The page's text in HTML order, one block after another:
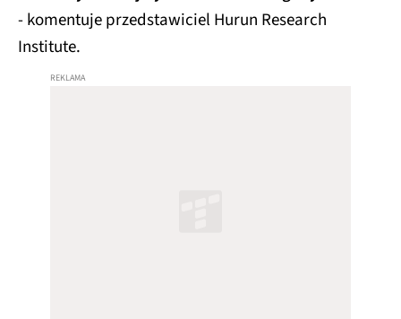
- komentuje przedstawiciel Hurun Research
Institute.